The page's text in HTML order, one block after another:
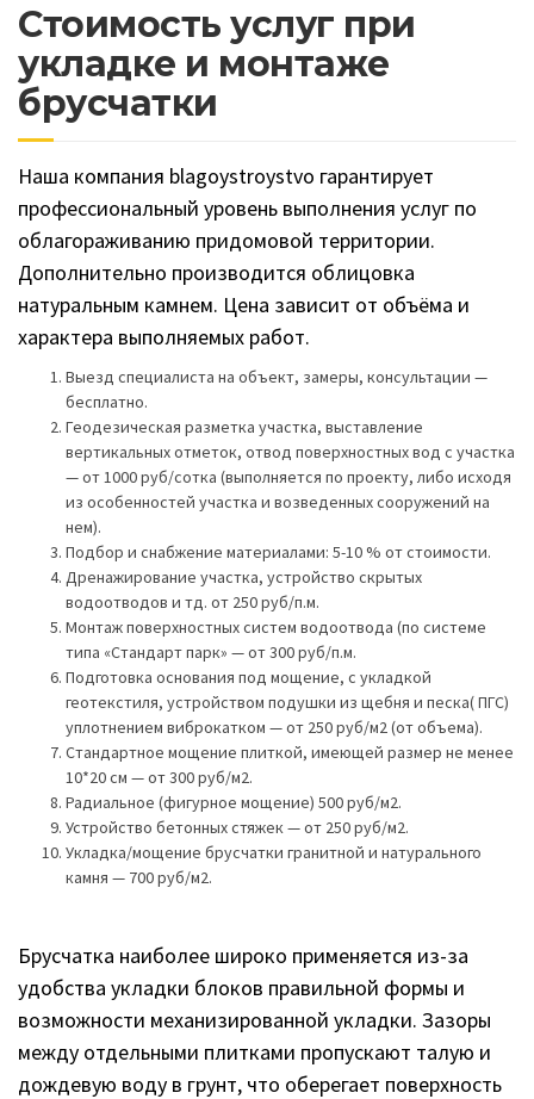
Стоимость услуг при
укладке и монтаже
брусчатки
Наша компания blagoystroystvo гарантирует
профессиональный уровень выполнения услуг по
облагораживанию придомовой территории.
Дополнительно производится облицовка
натуральным камнем. Цена зависит от объёма и
характера выполняемых работ.
Выезд специалиста на объект, замеры, консультации —
бесплатно.
Геодезическая разметка участка, выставление
вертикальных отметок, отвод поверхностных вод с участка
— от 1000 руб/сотка (выполняется по проекту, либо исходя
из особенностей участка и возведенных сооружений на
нем).
Подбор и снабжение материалами: 5-10 % от стоимости.
Дренажирование участка, устройство скрытых
водоотводов и тд. от 250 руб/п.м.
Монтаж поверхностных систем водоотвода (по системе
типа «Стандарт парк» — от 300 руб/п.м.
Подготовка основания под мощение, с укладкой
геотекстиля, устройством подушки из щебня и песка( ПГС)
уплотнением виброкатком — от 250 руб/м2 (от объема).
Стандартное мощение плиткой, имеющей размер не менее
10*20 см — от 300 руб/м2.
Радиальное (фигурное мощение) 500 руб/м2.
Устройство бетонных стяжек — от 250 руб/м2.
Укладка/мощение брусчатки гранитной и натурального
камня — 700 руб/м2.
Брусчатка наиболее широко применяется из-за
удобства укладки блоков правильной формы и
возможности механизированной укладки. Зазоры
между отдельными плитками пропускают талую и
дождевую воду в грунт, что оберегает поверхность